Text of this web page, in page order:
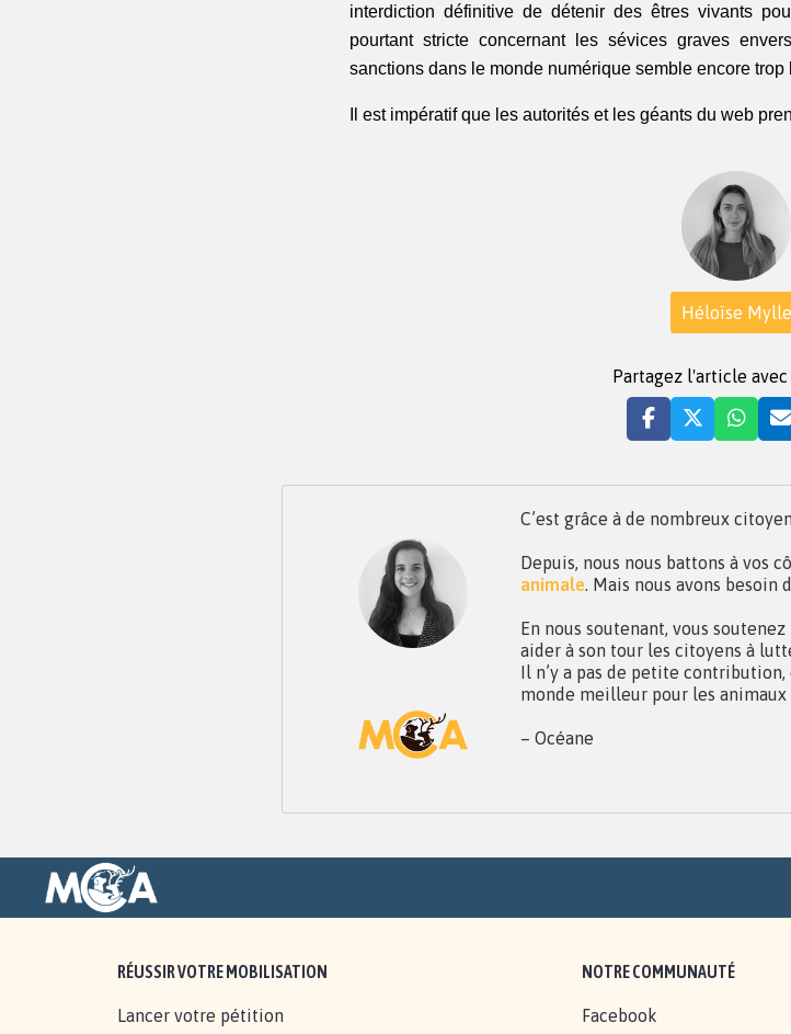
interdiction définitive de détenir des êtres vivants
pourtant stricte concernant les sévices graves
sanctions dans le monde numérique semble encore
Il est impératif que les autorités et les géants du web
Héloïse Mylle
Partagez l'article avec
C’est grâce à de nombreux
Depuis, nous nous battons à vos
animale. Mais nous avons besoin
En nous soutenant, vous soutenez
aider à son tour les citoyens à
Il n’y a pas de petite
monde meilleur pour les animaux
– Océane
RÉUSSIR VOTRE MOBILISATION
Lancer votre pétition
NOTRE COMMUNAUTÉ
Facebook